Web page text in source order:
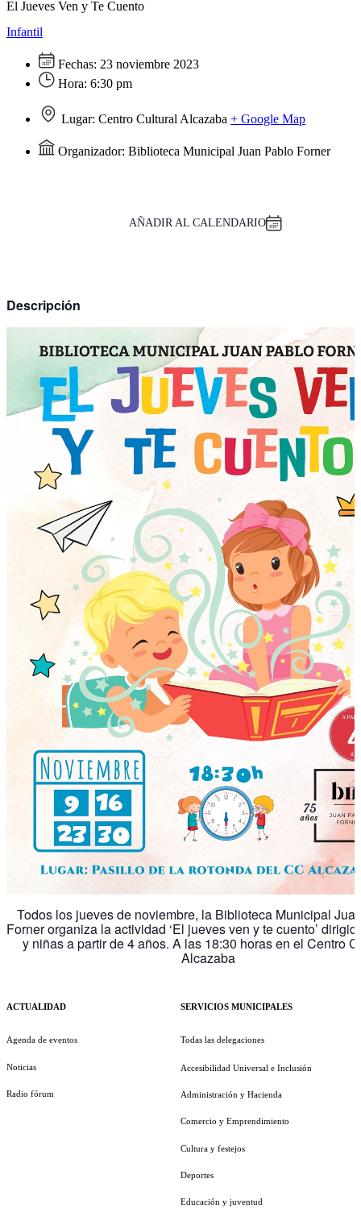
El Jueves Ven y Te Cuento
Infantil
Fechas: 23 noviembre 2023
Hora: 6:30 pm
Lugar: Centro Cultural Alcazaba + Google Map
Organizador: Biblioteca Municipal Juan Pablo Forner
AÑADIR AL CALENDARIO
Descripción
Todos los jueves de noviembre, la Biblioteca Municipal
Forner organiza la actividad ‘El jueves ven y te cuento’
y niñas a partir de 4 años. A las 18:30 horas en el Centro
Alcazaba
ACTUALIDAD
Agenda de eventos
Noticias
Radio fórum
SERVICIOS MUNICIPALES
Todas las delegaciones
Accesibilidad Universal e Inclusión
Administración y Hacienda
Comercio y Emprendimiento
Cultura y festejos
Deportes
Educación y juventud